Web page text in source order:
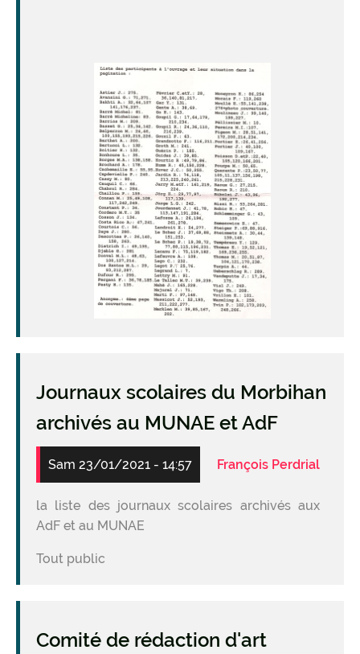
Image
Journaux scolaires du Morbihan
archivés au MUNAE et AdF
Sam 23/01/2021 - 14:57 François Perdrial
la liste des journaux scolaires archivés aux
AdF et au MUNAE
Tout public
Comité de rédaction d'art